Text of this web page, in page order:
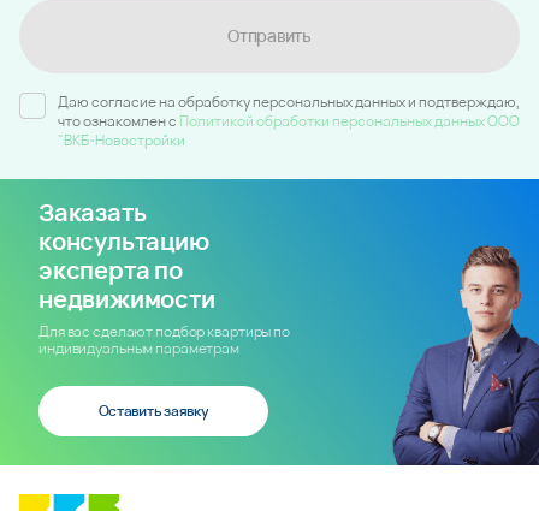
Отправить
Даю согласие на обработку персональных данных и подтверждаю,
что ознакомлен c Политикой обработки персональных данных ООО
"ВКБ-Новостройки
Заказать
консультацию
эксперта по
недвижимости
Для вас сделают подбор квартиры по
индивидуальным параметрам
Оставить заявку